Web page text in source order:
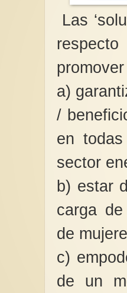
Las
a)
/
en
sector
b) estar
carga
de
c)
de un